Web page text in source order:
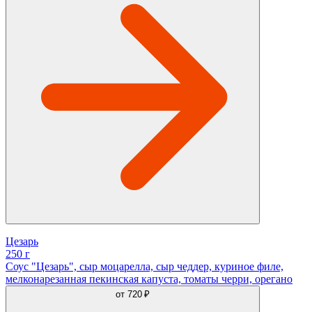
Цезарь
250 г
Соус "Цезарь", сыр моцарелла, сыр чеддер, куриное филе,
мелконарезанная пекинская капуста, томаты черри, орегано
от 720 ₽